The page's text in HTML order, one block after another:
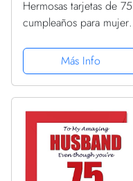
Hermosas tarjetas de 75
cumpleaños para mujer,
tulipanes de acuarela,
tarjeta de feliz
cumpleaños para ella,
mmx145 mm,...
Más Info